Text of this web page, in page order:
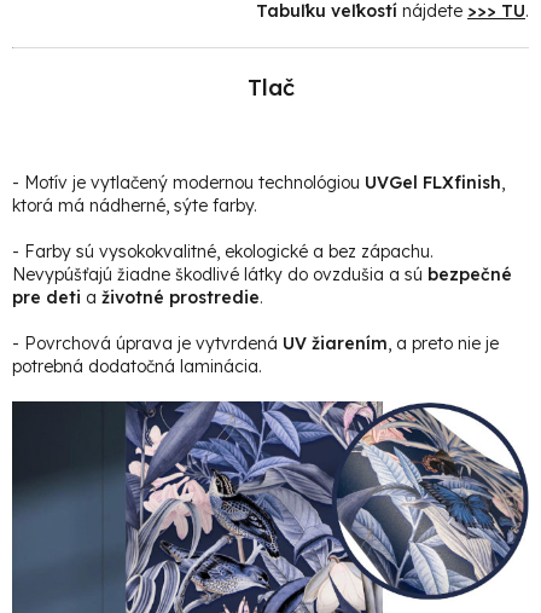
Tabuľku veľkostí nájdete >>> TU.
Tlač
- Motív je vytlačený modernou technológiou UVGel FLXfinish,
ktorá má nádherné, sýte farby.
- Farby sú vysokokvalitné, ekologické a bez zápachu.
Nevypúšťajú žiadne škodlivé látky do ovzdušia a sú bezpečné
pre deti a životné prostredie.
- Povrchová úprava je vytvrdená UV žiarením, a preto nie je
potrebná dodatočná laminácia.